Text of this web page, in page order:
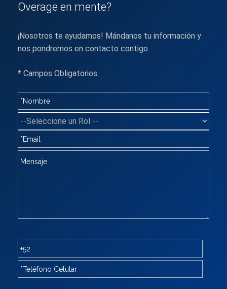
Overage en mente?
¡Nosotros te ayudamos! Mándanos tu información y
nos pondremos en contacto contigo.
* Campos Obligatorios: